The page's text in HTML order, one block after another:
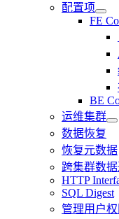
配置项
FE
BE
运维集群
数据恢复
恢复元数据
跨集群数
HTTP
SQL Digest
管理用户